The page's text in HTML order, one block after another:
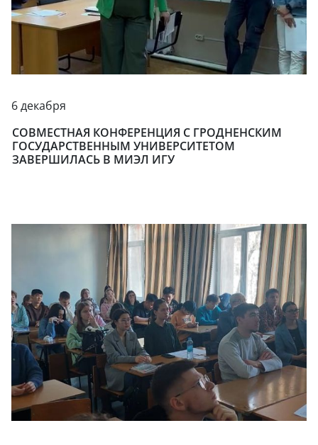
6 декабря
СОВМЕСТНАЯ КОНФЕРЕНЦИЯ С ГРОДНЕНСКИМ
ГОСУДАРСТВЕННЫМ УНИВЕРСИТЕТОМ
ЗАВЕРШИЛАСЬ В МИЭЛ ИГУ